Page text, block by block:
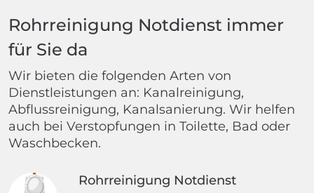
Rohrreinigung Notdienst immer
für Sie da
Wir bieten die folgenden Arten von
Dienstleistungen an: Kanalreinigung,
Abflussreinigung, Kanalsanierung. Wir helfen
auch bei Verstopfungen in Toilette, Bad oder
Waschbecken.
Rohrreinigung Notdienst